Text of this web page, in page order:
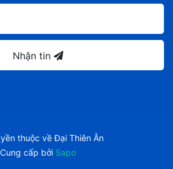
Nhận tin
thuộc vềĐại Thiên Ân
Cung cấp bởi Sapo